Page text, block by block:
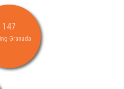
147
Granada